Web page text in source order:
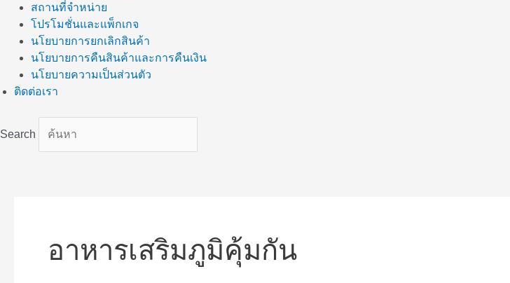
สถานที่จำหน่าย
โปรโมชั่นและแพ็กเกจ
นโยบายการยกเลิกสินค้า
นโยบายการคืนสินค้าและการคืนเงิน
นโยบายความเป็นส่วนตัว
ติดต่อเรา
Search
อาหารเสริมภูมิคุ้มกัน